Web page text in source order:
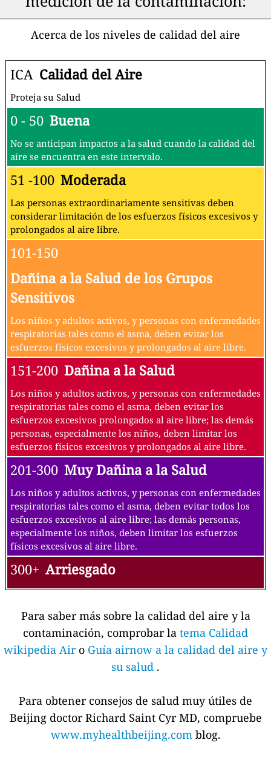
Acerca de los niveles de calidad del aire
ICA Calidad del Aire
Proteja su Salud
0 - 50 Buena
No se anticipan impactos a la salud cuando la calidad del
aire se encuentra en este intervalo.
51 -100 Moderada
Las personas extraordinariamente sensitivas deben
considerar limitación de los esfuerzos físicos excesivos y
prolongados al aire libre.
101-150
Dañina a la Salud de los Grupos
Sensitivos
Los niños y adultos activos, y personas con enfermedades
respiratorias tales como el asma, deben evitar los
esfuerzos físicos excesivos y prolongados al aire libre.
151-200 Dañina a la Salud
Los niños y adultos activos, y personas con enfermedades
respiratorias tales como el asma, deben evitar los
esfuerzos excesivos prolongados al aire libre; las demás
personas, especialmente los niños, deben limitar los
esfuerzos físicos excesivos y prolongados al aire libre.
201-300 Muy Dañina a la Salud
Los niños y adultos activos, y personas con enfermedades
respiratorias tales como el asma, deben evitar todos los
esfuerzos excesivos al aire libre; las demás personas,
especialmente los niños, deben limitar los esfuerzos
físicos excesivos al aire libre.
300+ Arriesgado
Para saber más sobre la calidad del aire y la
contaminación, comprobar la tema Calidad
wikipedia Air o Guía airnow a la calidad del aire y
su salud .
Para obtener consejos de salud muy útiles de
Beijing doctor Richard Saint Cyr MD, compruebe
www.myhealthbeijing.com blog.